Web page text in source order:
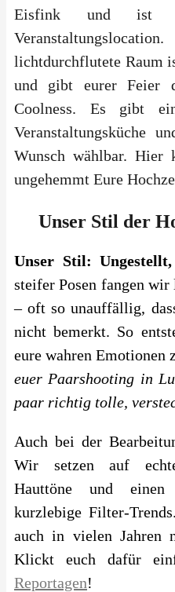
Eisfink und ist
lichtdurchflutete Raum
und gibt eurer Feier
Coolness. Es gibt
Veranstaltungsküche
Wunsch wählbar. Hier
ungehemmt Eure
Unser Stil der
Unser Stil:
steifer Posen fangen
– oft so unauffällig,
nicht bemerkt. So
eure wahren Emotionen
euer Paarshooting in
paar richtig tolle,
Auch bei der
Wir setzen auf
Hauttöne und
kurzlebige Filter-
auch in vielen Jahren
Klickt euch dafür
Reportagen!